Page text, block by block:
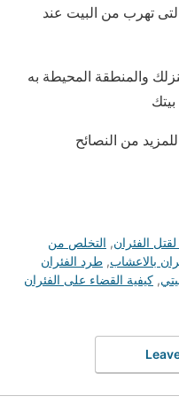
تهرب من البيت عند
والمنطقة المحيطة به
من النصائح
الفئران, التخلص من
بالاعشاب, طرد الفئران
, كيفية القضاء على الفئران